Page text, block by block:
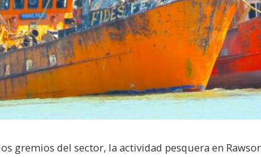
gremios del sector, la actividad pesquera en